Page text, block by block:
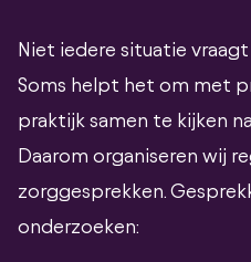
Niet iedere situatie
Soms helpt het om met
praktijk samen te kijken
Daarom organiseren wij
zorggesprekken.
onderzoeken: